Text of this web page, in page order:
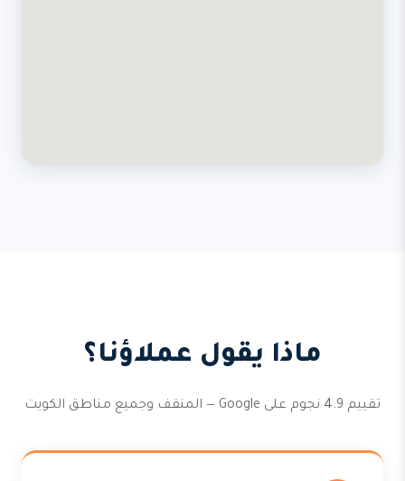
ماذا يقول عملاؤنا؟
تقييم 4.9 نجوم على Google — المنقف وجميع مناطق الكويت